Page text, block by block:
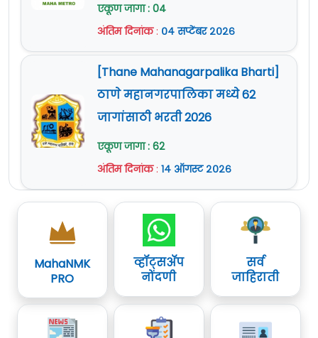
एकूण जागा : 04
अंतिम दिनांक: ०४ सप्टेंबर २०२६
[Thane Mahanagarpalika Bharti]
ठाणे महानगरपालिका मध्ये 62
जागांसाठी भरती 2026
एकूण जागा : 62
अंतिम दिनांक: १४ ऑगस्ट २०२६
MahaNMK
PRO
व्हॉट्सॲप
नोंदणी
सर्व
जाहिराती